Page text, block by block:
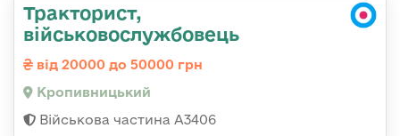
Тракторист,
військовослужбовець
від 20000 до 50000 грн
Кропивницький
Військова частина А3406